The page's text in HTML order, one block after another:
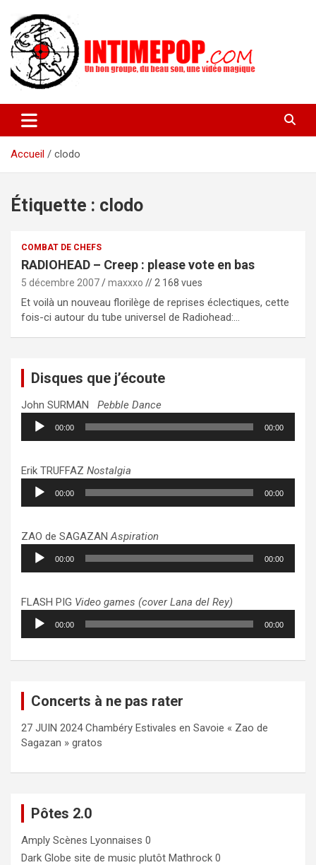
contenu
intimepop.com
actuelles pop rock, post-rock, indé sur Lyon. rock pop concert
lyon
Accueil
clodo
Étiquette : clodo
COMBAT DE CHEFS
RADIOHEAD – Creep : please vote en bas
5 décembre 2007 maxxxo // 2 168 vues
Et voilà un nouveau florilège de reprises éclectiques, cette
fois-ci autour du tube universel de Radiohead:…
Disques que j’écoute
John SURMAN Pebble Dance
Lecteur
audio
00:00 00:00
Erik TRUFFAZ Nostalgia
Lecteur
audio
00:00 00:00
ZAO de SAGAZANAspiration
Lecteur
audio
00:00 00:00
FLASH PIG Video games (cover Lana del Rey)
Lecteur
audio
00:00 00:00
Concerts à ne pas rater
27 JUIN 2024 Chambéry Estivales en Savoie « Zao de
Sagazan » gratos
Pôtes 2.0
Amply Scènes Lyonnaises 0
Dark Globe site de music plutôt Mathrock 0